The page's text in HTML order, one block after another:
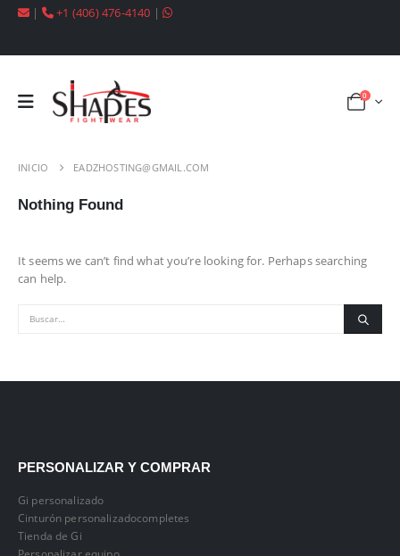
| +1 (406) 476-4140 |
0
INICIO EADZHOSTING@GMAIL.COM
Nothing Found
It seems we can’t find what you’re looking for. Perhaps searching
can help.
PERSONALIZAR Y COMPRAR
Gi personalizado
Cinturón personalizadocompletes
Tienda de Gi
Personalizar equipo